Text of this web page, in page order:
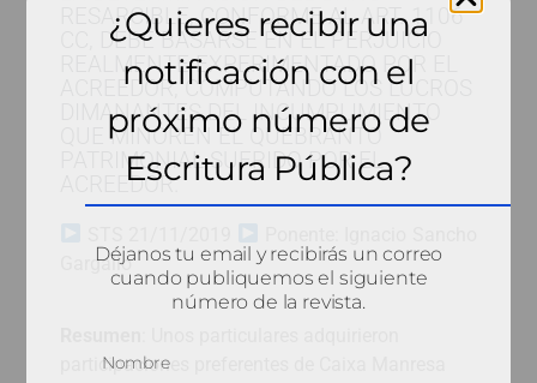
RESARCIBLE, CONFORME AL ART. 1106
CC, DEBE BASARSE EN EL PERJUICIO
REALMENTE EXPERIMENTADO POR EL
ACREEDOR, COMPUTANDO LOS LUCROS
DIMANANTES DEL INCUMPLIMIENTO
QUE MINOREN EL QUEBRANTO
PATRIMONIAL SUFRIDO POR EL
ACREEDOR.
Gargallo
participaciones preferentes de Caixa Manresa
¿Quieres recibir una
notificación con el
próximo número de
Escritura Pública?
Déjanos tu email y recibirás un correo
cuando publiquemos el siguiente
número de la revista.